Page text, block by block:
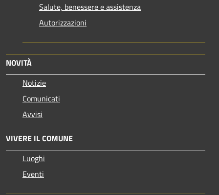
Salute, benessere e assistenza
Autorizzazioni
NOVITÀ
Notizie
Comunicati
Avvisi
VIVERE IL COMUNE
Luoghi
Eventi